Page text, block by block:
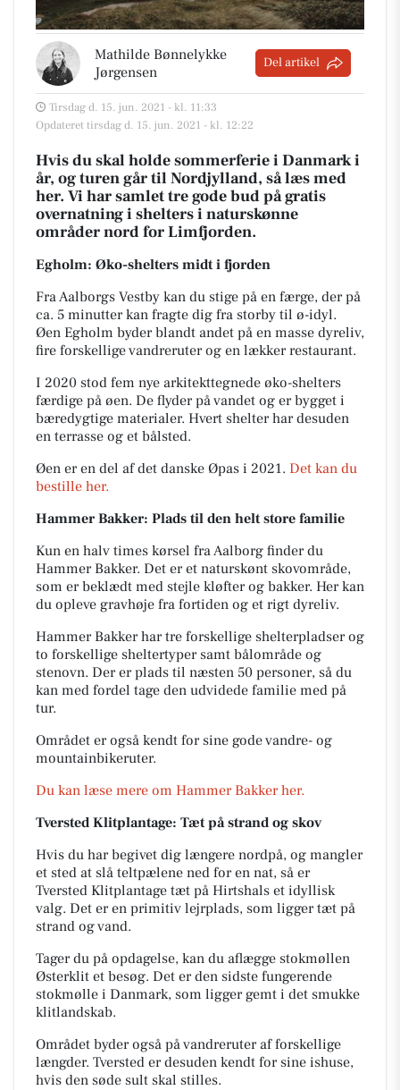
Mathilde Bønnelykke
Jørgensen
Del artikel
Tirsdag d. 15. jun. 2021 - kl. 11:33
Opdateret tirsdag d. 15. jun. 2021 - kl. 12:22
Hvis du skal holde sommerferie i Danmark i
år, og turen går til Nordjylland, så læs med
her. Vi har samlet tre gode bud på gratis
overnatning i shelters i naturskønne
områder nord for Limfjorden.
Egholm: Øko-shelters midt i fjorden
Fra Aalborgs Vestby kan du stige på en færge, der på
ca. 5 minutter kan fragte dig fra storby til ø-idyl.
Øen Egholm byder blandt andet på en masse dyreliv,
fire forskellige vandreruter og en lækker restaurant.
I 2020 stod fem nye arkitekttegnede øko-shelters
færdige på øen. De flyder på vandet og er bygget i
bæredygtige materialer. Hvert shelter har desuden
en terrasse og et bålsted.
Øen er en del af det danske Øpas i 2021. Det kan du
bestille her.
Hammer Bakker: Plads til den helt store familie
Kun en halv times kørsel fra Aalborg finder du
Hammer Bakker. Det er et naturskønt skovområde,
som er beklædt med stejle kløfter og bakker. Her kan
du opleve gravhøje fra fortiden og et rigt dyreliv.
Hammer Bakker har tre forskellige shelterpladser og
to forskellige sheltertyper samt bålområde og
stenovn. Der er plads til næsten 50 personer, så du
kan med fordel tage den udvidede familie med på
tur.
Området er også kendt for sine gode vandre- og
mountainbikeruter.
Du kan læse mere om Hammer Bakker her.
Tversted Klitplantage: Tæt på strand og skov
Hvis du har begivet dig længere nordpå, og mangler
et sted at slå teltpælene ned for en nat, så er
Tversted Klitplantage tæt på Hirtshals et idyllisk
valg. Det er en primitiv lejrplads, som ligger tæt på
strand og vand.
Tager du på opdagelse, kan du aflægge stokmøllen
Østerklit et besøg. Det er den sidste fungerende
stokmølle i Danmark, som ligger gemt i det smukke
klitlandskab.
Området byder også på vandreruter af forskellige
længder. Tversted er desuden kendt for sine ishuse,
hvis den søde sult skal stilles.